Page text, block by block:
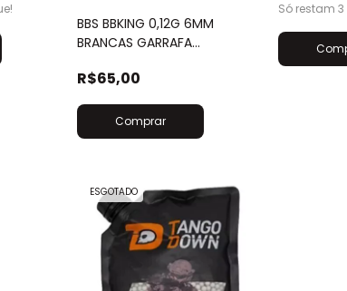
BBS BBKING 0,12G 6MM
BRANCAS GARRAFA
R$65,00
Só restam3
ESGOTADO